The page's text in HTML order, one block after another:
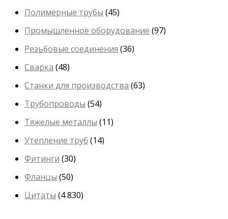
Полимерные трубы (45)
Промышленное оборудование (97)
Резьбовые соединения (36)
Сварка (48)
Станки для производства (63)
Трубопроводы (54)
Тяжелые металлы (11)
Утепление труб (14)
Фитинги (30)
Фланцы (50)
Цитаты (4 830)